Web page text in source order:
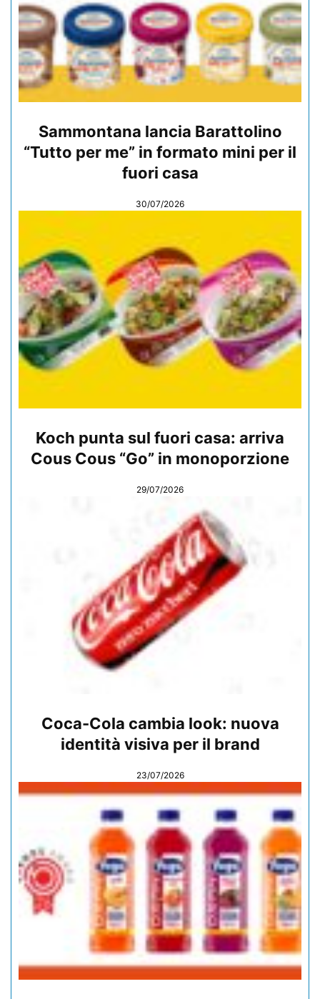
Sammontana lancia Barattolino
“Tutto per me” in formato mini per il
fuori casa
30/07/2026
Koch punta sul fuori casa: arriva
Cous Cous “Go” in monoporzione
29/07/2026
Coca-Cola cambia look: nuova
identità visiva per il brand
23/07/2026